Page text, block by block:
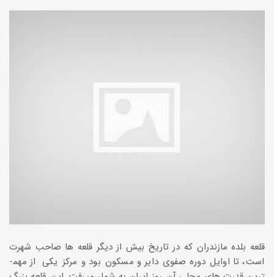
قلعه بلده مازندران که در تاریخ بیش از دیگر قلعه ­ها صاحب شهرت
است، تا اوایل دوره صفوی دایر و مسکون بود و مرکز یکی از مهم­